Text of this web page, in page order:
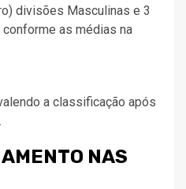
divisões Masculinas e 3
as médias na
a classificação após
NAS